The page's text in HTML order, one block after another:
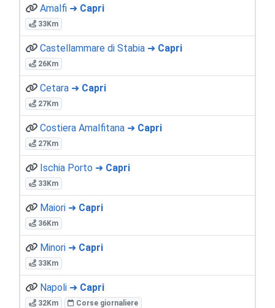
Amalfi ➜ Capri
33Km
Castellammare di Stabia ➜ Capri
26Km
Cetara ➜ Capri
27Km
Costiera Amalfitana ➜ Capri
27Km
Ischia Porto ➜ Capri
33Km
Maiori ➜ Capri
36Km
Minori ➜ Capri
33Km
Napoli ➜ Capri
32Km Corse giornaliere